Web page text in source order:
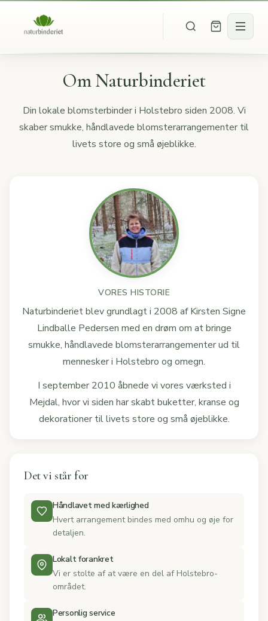
Om Naturbinderiet
Din lokale blomsterbinder i Holstebro siden 2008. Vi
skaber smukke, håndlavede blomsterarrangementer til
livets store og små øjeblikke.
VORES HISTORIE
Naturbinderiet blev grundlagt i 2008 af Kirsten Signe
Lindballe Pedersen med en drøm om at bringe
smukke, håndlavede blomsterarrangementer ud til
mennesker i Holstebro og omegn.
I september 2010 åbnede vi vores værksted i
Mejdal, hvor vi siden har skabt buketter, kranse og
dekorationer til livets store og små øjeblikke.
Det vi står for
Håndlavet med kærlighed
Hvert arrangement bindes med omhu og øje for
detaljen.
Lokalt forankret
Vi er stolte af at være en del af Holstebro-
området.
Personlig service